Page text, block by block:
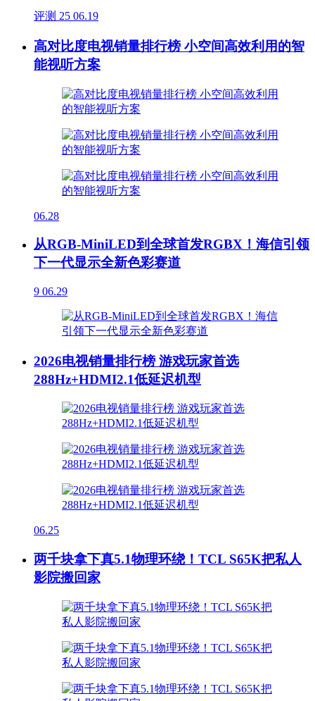
评测 25 06.19
高对比度电视销量排行榜 小空间高效利用的智
能视听方案
06.28
从RGB-MiniLED到全球首发RGBX！海信引领
下一代显示全新色彩赛道
9 06.29
2026电视销量排行榜 游戏玩家首选
288Hz+HDMI2.1低延迟机型
06.25
两千块拿下真5.1物理环绕！TCL S65K把私人
影院搬回家